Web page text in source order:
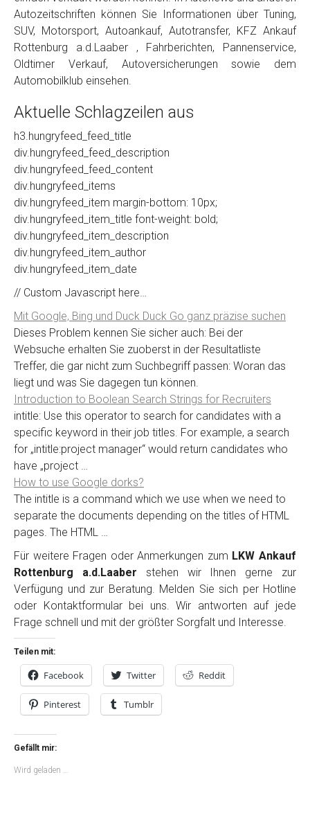
Autozeitschriften können Sie Informationen über Tuning,
SUV, Motorsport, Autoankauf, Autotransfer, KFZ Ankauf
Rottenburg a.d.Laaber , Fahrberichten, Pannenservice,
Oldtimer Verkauf, Autoversicherungen sowie dem
Automobilklub einsehen.
Aktuelle Schlagzeilen aus
h3.hungryfeed_feed_title
div.hungryfeed_feed_description
div.hungryfeed_feed_content
div.hungryfeed_items
div.hungryfeed_item margin-bottom: 10px;
div.hungryfeed_item_title font-weight: bold;
div.hungryfeed_item_description
div.hungryfeed_item_author
div.hungryfeed_item_date
// Custom Javascript here…
Mit Google, Bing und Duck Duck Go ganz präzise suchen
Dieses Problem kennen Sie sicher auch: Bei der
Websuche erhalten Sie zuoberst in der Resultatliste
Treffer, die gar nicht zum Suchbegriff passen: Woran das
liegt und was Sie dagegen tun können.
Introduction to Boolean Search Strings for Recruiters
intitle: Use this operator to search for candidates with a
specific keyword in their job titles. For example, a search
for „intitle:project manager“ would return candidates who
have „project …
How to use Google dorks?
The intitle is a command which we use when we need to
separate the documents depending on the titles of HTML
pages. The HTML …
Für weitere Fragen oder Anmerkungen zum LKW Ankauf
Rottenburg a.d.Laaber stehen wir Ihnen gerne zur
Verfügung und zur Beratung. Melden Sie sich per Hotline
oder Kontaktformular bei uns. Wir antworten auf jede
Frage schnell und mit der größter Sorgfalt und Interesse.
Teilen mit:
Facebook Twitter Reddit
Pinterest Tumblr
Gefällt mir:
Wird geladen …